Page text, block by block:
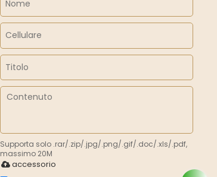
Supporta solo .rar/.zip/.jpg/.png/.gif/.doc/.xls/.pdf,
massimo 20M
accessorio